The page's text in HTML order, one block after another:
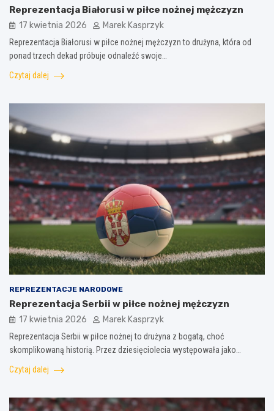
Reprezentacja Białorusi w piłce nożnej mężczyzn
17 kwietnia 2026 Marek Kasprzyk
Reprezentacja Białorusi w piłce nożnej mężczyzn to drużyna, która od
ponad trzech dekad próbuje odnaleźć swoje…
Czytaj dalej
REPREZENTACJE NARODOWE
Reprezentacja Serbii w piłce nożnej mężczyzn
17 kwietnia 2026 Marek Kasprzyk
Reprezentacja Serbii w piłce nożnej to drużyna z bogatą, choć
skomplikowaną historią. Przez dziesięciolecia występowała jako…
Czytaj dalej